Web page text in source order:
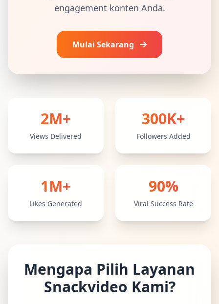
engagement konten Anda.
Mulai Sekarang
2M+
Views Delivered
300K+
Followers Added
1M+
Likes Generated
90%
Viral Success Rate
Mengapa Pilih Layanan
Snackvideo Kami?